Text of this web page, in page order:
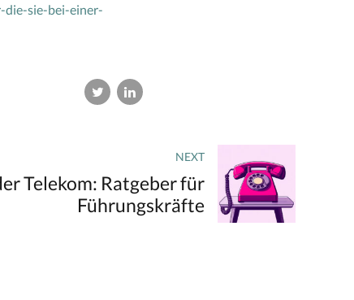
sie-bei-einer-
NEXT
Telekom: Ratgeber für
Führungskräfte